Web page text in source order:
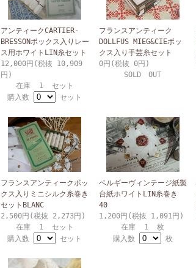
アンティークCARTIER-
BRESSONボックス入りレー
ス用ホワイトLIN糸セット
12,000円(税抜 10,909
円)
在庫 1 セット
購入数
セット
フランスアンティーク
DOLLFUS MIEG&CIEボッ
クス入り手芸糸セット
0円(税抜 0円)
SOLD OUT
フランスアンティークボッ
クス入りミニシルク糸巻き
セットBLANC
2,500円(税抜 2,273円)
在庫 1 セット
購入数
セット
ベルギーヴィンテージ紙製
台紙ホワイトLIN糸巻き
40
1,200円(税抜 1,091円)
在庫 1 枚
購入数
枚